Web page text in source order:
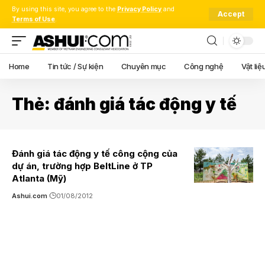
By using this site, you agree to the Privacy Policy and
Terms of Use.
Accept
Home Tin tức / Sự kiện Chuyên mục Công nghệ Vật
Thẻ: đánh giá tác động y tế
Đánh giá tác động y tế công cộng của
dự án, trường hợp BeltLine ở TP
Atlanta (Mỹ)
Ashui.com 01/08/2012